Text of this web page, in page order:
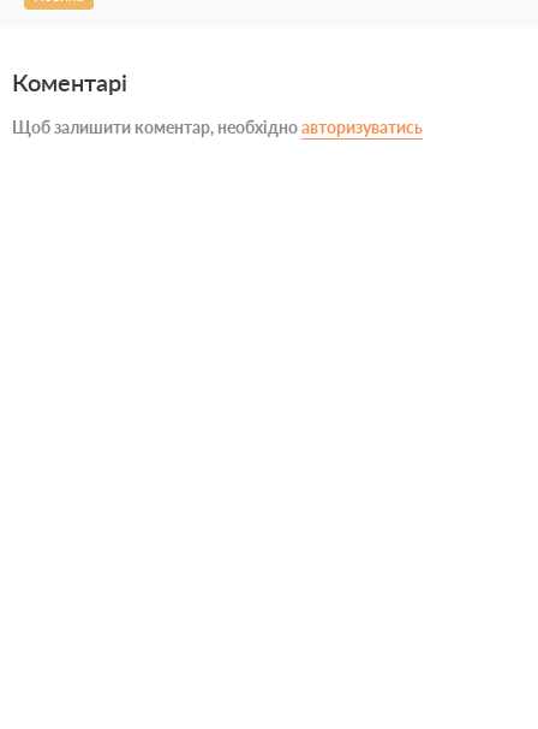
Коментарі
Щоб залишити коментар, необхідноавторизуватись